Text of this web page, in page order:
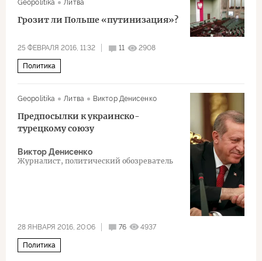
Geopolitika Литва
Грозит ли Польше «путинизация»?
25 ФЕВРАЛЯ 2016, 11:32 11 2908
Политика
Geopolitika Литва Виктор Денисенко
Предпосылки к украинско-
турецкому союзу
Виктор Денисенко
Журналист, политический обозреватель
28 ЯНВАРЯ 2016, 20:06 76 4937
Политика